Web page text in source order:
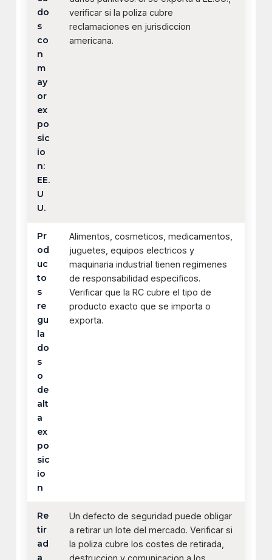
do
s
co
n
m
ay
or
ex
po
sic
io
n:
EE.
U
U.
verificar si la poliza cubre
reclamaciones en jurisdiccion
americana.
Pr
od
uc
to
s
re
gu
la
do
s
o
de
alt
a
ex
po
sic
io
n
Alimentos, cosmeticos, medicamentos,
juguetes, equipos electricos y
maquinaria industrial tienen regimenes
de responsabilidad especificos.
Verificar que la RC cubre el tipo de
producto exacto que se importa o
exporta.
Re
tir
ad
a
Un defecto de seguridad puede obligar
a retirar un lote del mercado. Verificar si
la poliza cubre los costes de retirada,
destruccion y comunicacion a los